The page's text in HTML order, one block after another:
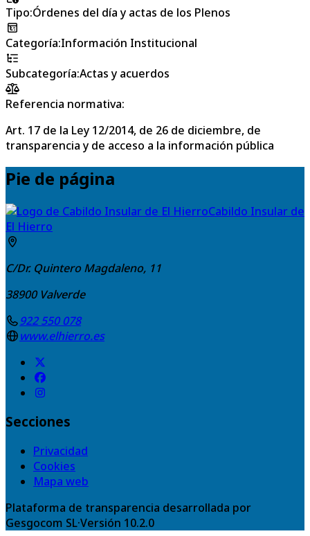
Tipo:Órdenes del día y actas de los Plenos
Categoría:Información Institucional
Subcategoría:Actas y acuerdos
Referencia normativa:
Art. 17 de la Ley 12/2014, de 26 de diciembre, de
transparencia y de acceso a la información pública
Pie de página
Cabildo Insular de
El Hierro
C/Dr. Quintero Magdaleno, 11
38900 Valverde
922 550 078
www.elhierro.es
Secciones
Privacidad
Cookies
Mapa web
Plataforma de transparencia desarrollada por
Gesgocom SL·Versión 10.2.0